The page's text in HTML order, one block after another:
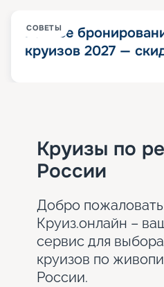
СОВЕТЫ
Раннее
круизов 2027 —
Круизы по
России
Добро
Круиз.онлайн –
сервис для
круизов по
России.